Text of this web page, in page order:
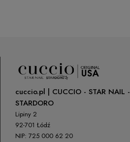
cuccio.pl | CUCCIO - STAR NAIL -
STARDORO
Lipiny 2
92-701 Łódź
NIP: 725 000 62 20